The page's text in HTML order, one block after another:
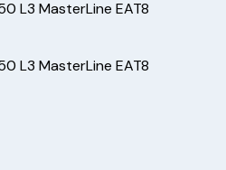
L3 MasterLine EAT8
L3 MasterLine EAT8